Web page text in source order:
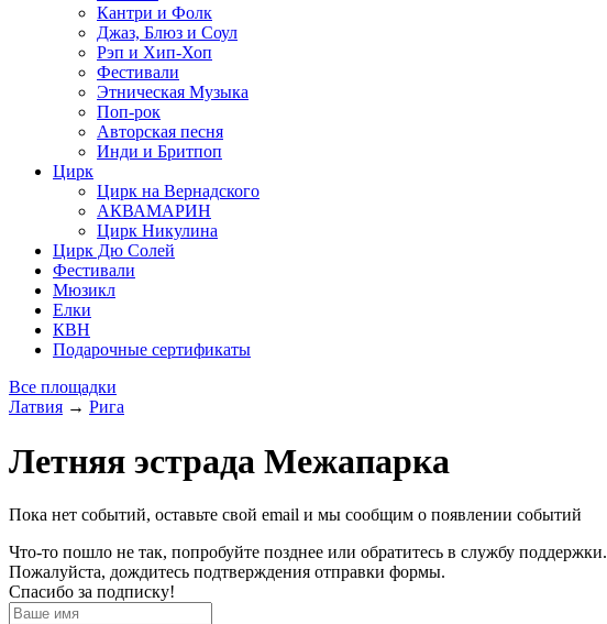
Кантри и Фолк
Джаз, Блюз и Соул
Рэп и Хип-Хоп
Фестивали
Этническая Музыка
Поп-рок
Авторская песня
Инди и Бритпоп
Цирк
Цирк на Вернадского
АКВАМАРИН
Цирк Никулина
Цирк Дю Солей
Фестивали
Мюзикл
Елки
КВН
Подарочные сертификаты
Все площадки
Латвия → Рига
Летняя эстрада Межапарка
Пока нет событий, оставьте свой email и мы сообщим о появлении событий
Что-то пошло не так, попробуйте позднее или обратитесь в службу поддержки.
Пожалуйста, дождитесь подтверждения отправки формы.
Спасибо за подписку!